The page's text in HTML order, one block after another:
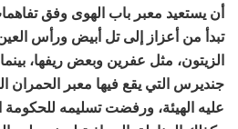
أن يستعيد معبر باب الهوى وفق
تبدأ من أعزاز إلى تل أبيض ورأس
الزيتون، مثل عفرين وبعض ريفها،
جنديرس التي يقع فيها معبر الحمران
عليه الهيئة، ورفضت تسليمه للحكومة